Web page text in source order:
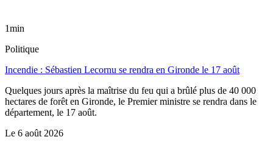
1min
Politique
Incendie : Sébastien Lecornu se rendra en Gironde le 17 août
Quelques jours après la maîtrise du feu qui a brûlé plus de 40 000
hectares de forêt en Gironde, le Premier ministre se rendra dans le
département, le 17 août.
Le 6 août 2026